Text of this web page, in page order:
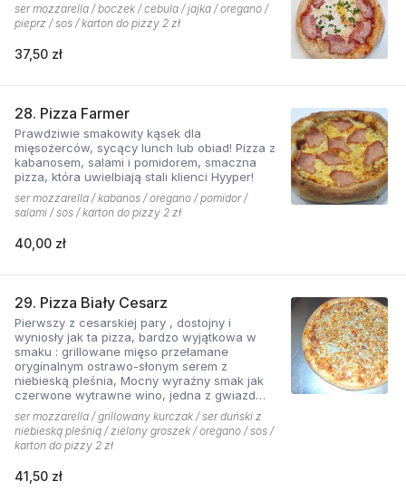
ser mozzarella / boczek / cebula / jajka / oregano /
pieprz / sos / karton do pizzy 2 zł
37,50 zł
28. Pizza Farmer
Prawdziwie smakowity kąsek dla
mięsożerców, sycący lunch lub obiad! Pizza z
kabanosem, salami i pomidorem, smaczna
pizza, która uwielbiają stali klienci Hyyper!
ser mozzarella / kabanos / oregano / pomidor /
salami / sos / karton do pizzy 2 zł
40,00 zł
29. Pizza Biały Cesarz
Pierwszy z cesarskiej pary , dostojny i
wyniosły jak ta pizza, bardzo wyjątkowa w
smaku : grillowane mięso przełamane
oryginalnym ostrawo-słonym serem z
niebieską pleśnia, Mocny wyraźny smak jak
czerwone wytrawne wino, jedna z gwiazd
kolekcji pizzerii Hyyper.
ser mozzarella / grillowany kurczak / ser duński z
niebieską pleśnią / zielony groszek / oregano / sos /
karton do pizzy 2 zł
41,50 zł